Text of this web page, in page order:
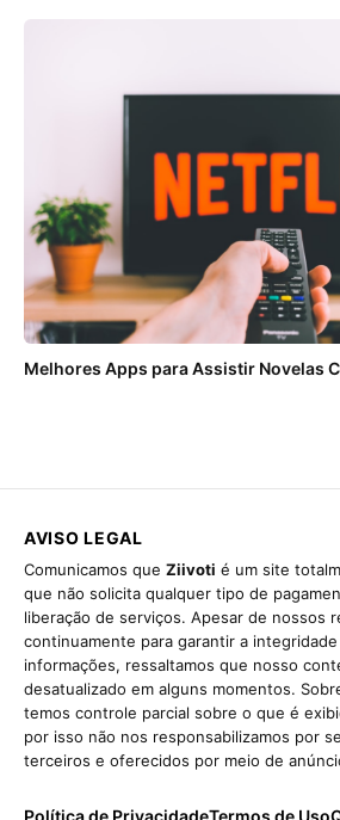
Melhores Apps para Assistir Novelas
AVISO LEGAL
Comunicamos que Ziivoti é um site
que não solicita qualquer tipo de
liberação de serviços. Apesar de nossos
continuamente para garantir a
informações, ressaltamos que nosso
desatualizado em alguns momentos.
temos controle parcial sobre o que é
por isso não nos responsabilizamos por
terceiros e oferecidos por meio de
Política de PrivacidadeTermos de Uso